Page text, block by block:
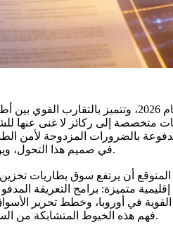
تقف صناعة تخزين الطاقة العالمية على عتبة
بالضرورات المزدوجة لأمن
في صميم هذا التحول، ويوفر خارطة طريق شاملة للتنقل بين الفرص والتعقيدات في مشهد تخزين الطاقة لعام 2026.
متميزة: برامج التعريفة
القوية في أوروبا، وخطط تحرير
فهم هذه الخيوط المتشابكة من السياسات والاقتصاد والتكنولوجيا أمر بالغ الأهمية لتحديد المواقع الاستراتيجية في العام المقبل.